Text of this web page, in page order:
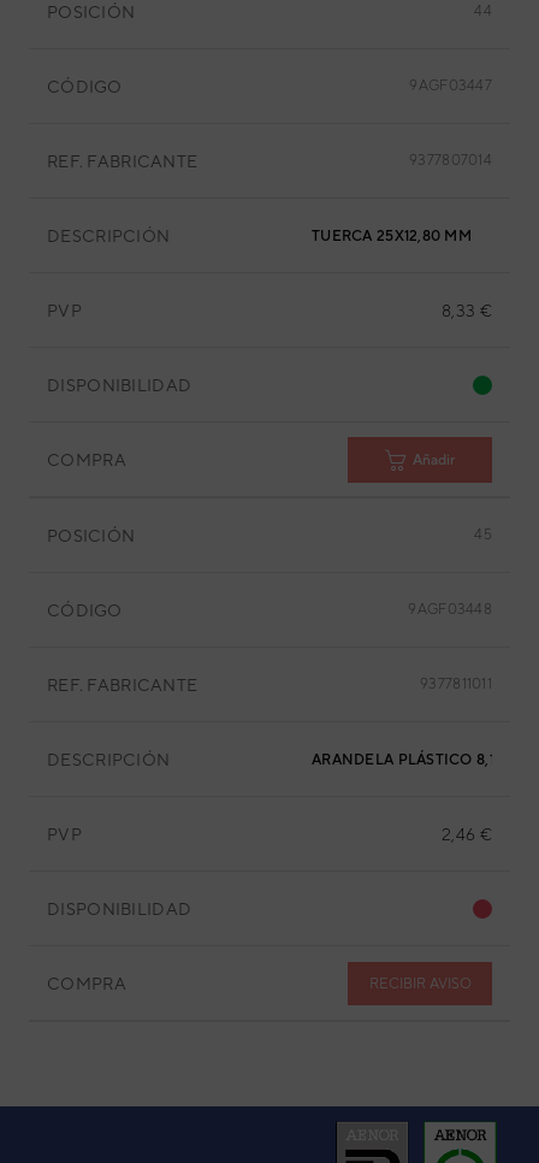
POSICIÓN 44
CÓDIGO 9AGF03447
REF. FABRICANTE 9377807014
DESCRIPCIÓN TUERCA 25X12,80 MM
PVP 8,33 €
DISPONIBILIDAD
COMPRA Añadir
POSICIÓN 45
CÓDIGO 9AGF03448
REF. FABRICANTE 9377811011
DESCRIPCIÓN ARANDELA PLÁSTICO
PVP 2,46 €
DISPONIBILIDAD
COMPRA RECIBIR AVISO